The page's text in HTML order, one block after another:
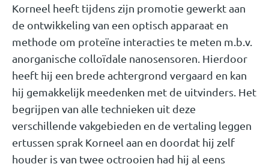
Korneel heeft tijdens zijn promotie gewerkt aan
de ontwikkeling van een optisch apparaat en
methode om proteïne interacties te meten m.b.v.
anorganische colloïdale nanosensoren. Hierdoor
heeft hij een brede achtergrond vergaard en kan
hij gemakkelijk meedenken met de uitvinders. Het
begrijpen van alle technieken uit deze
verschillende vakgebieden en de vertaling leggen
ertussen sprak Korneel aan en doordat hij zelf
houder is van twee octrooien had hij al eens